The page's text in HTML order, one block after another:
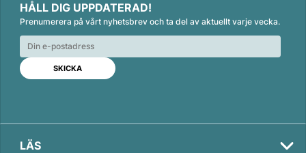
n
k
e
d
n
c
e
b
o
o
k
a
i
l
HÅLL DIG UPPDATERAD!
Prenumerera på vårt nyhetsbrev och ta del av aktuellt varje vecka.
LÄS